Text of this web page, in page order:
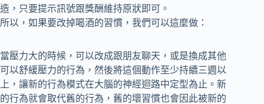
造，只要提示訊號跟獎酬維持原狀即可。
所以，如果要改掉喝酒的習慣，我們可以這麼做：
當壓力大的時候，可以改成跟朋友聊天，或是換成其他
可以舒緩壓力的行為，然後將這個動作至少持續三週以
上，讓新的行為模式在大腦的神經迴路中定型為止。新
的行為就會取代舊的行為，舊的壞習慣也會因此被新的